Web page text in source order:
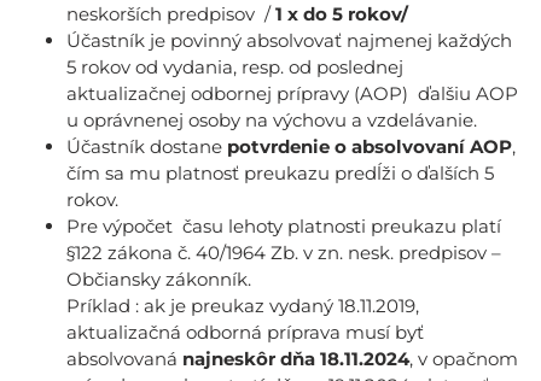
neskorších predpisov /1 x do 5 rokov/
Účastník je povinný absolvovať najmenej každých
5 rokov od vydania, resp. od poslednej
aktualizačnej odbornej prípravy (AOP) ďalšiu AOP
u oprávnenej osoby na výchovu a vzdelávanie.
Účastník dostane potvrdenie o absolvovaní AOP,
čím sa mu platnosť preukazu predĺži o ďalších 5
rokov.
Pre výpočet času lehoty platnosti preukazu platí
§122 zákona č. 40/1964 Zb. v zn. nesk. predpisov –
Občiansky zákonník.
Príklad : ak je preukaz vydaný 18.11.2019,
aktualizačná odborná príprava musí byť
absolvovaná najneskôr dňa 18.11.2024, v opačnom